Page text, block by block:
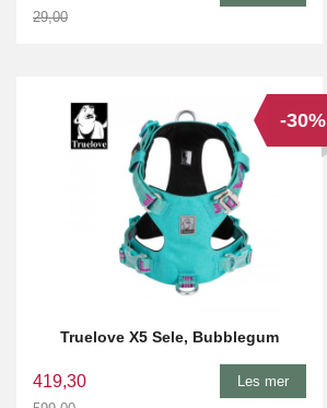
29,00
Truelove X5 Sele, Bubblegum
419,30
-30%
Les mer